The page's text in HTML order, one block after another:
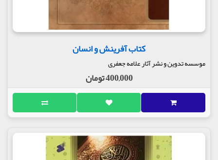
کتاب آفرینش و انسان
موسسه تدوین و نشر آثار علامه جعفری
400,000 تومان